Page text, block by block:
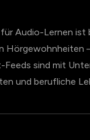
Audio-Lernen ist
Hörgewohnheiten
sind mit
und berufliche